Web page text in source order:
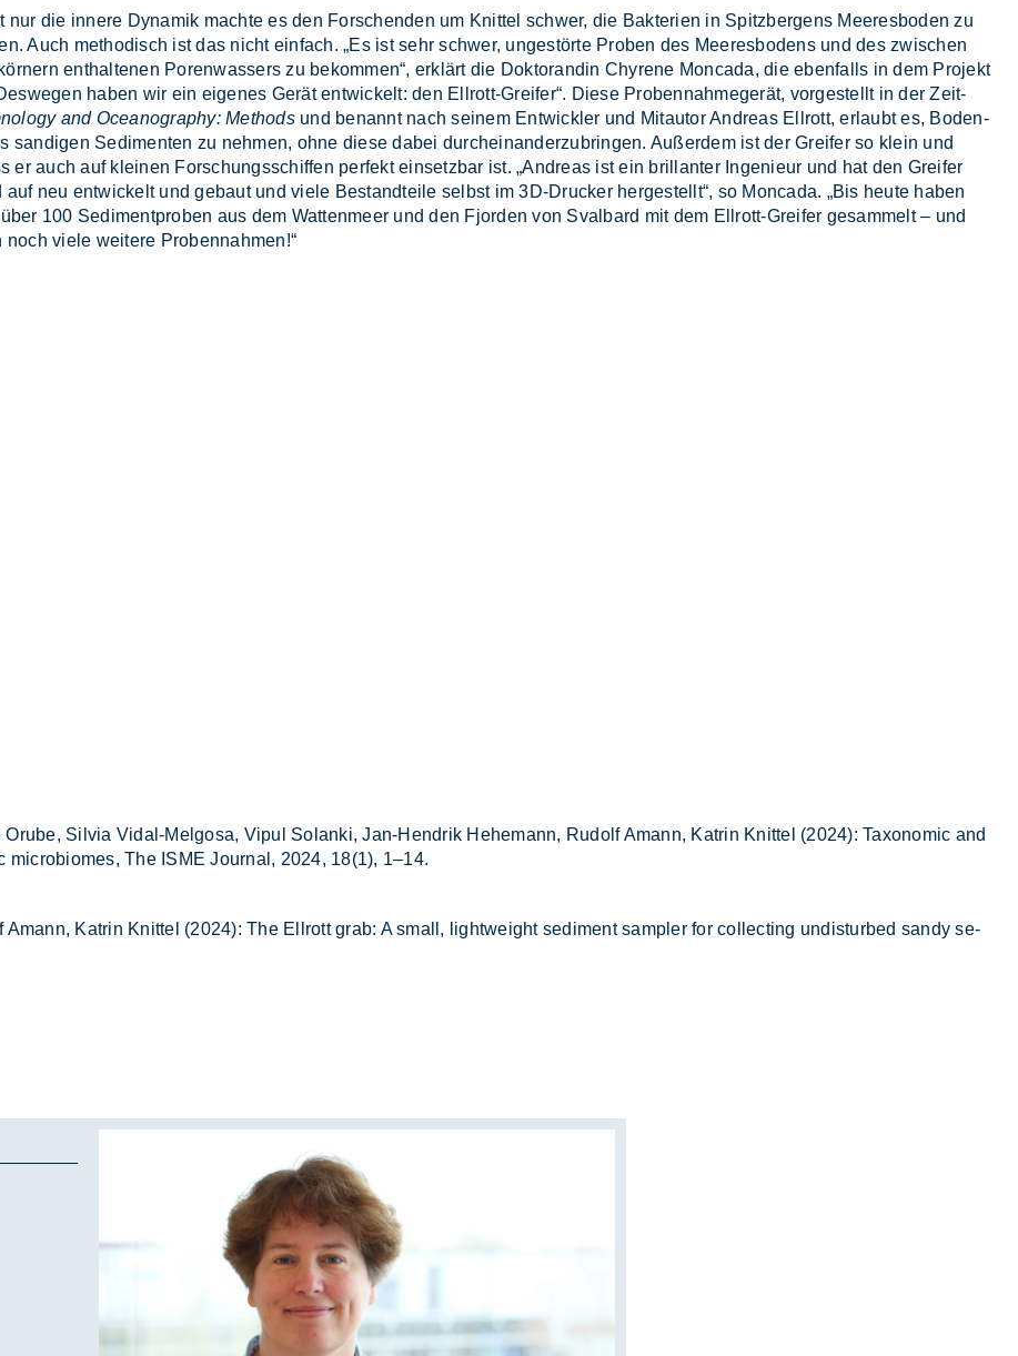
nur die in­ne­re Dy­na­mik mach­te es den For­schen­den um Knit­tel schwer, die Bak­te­ri­en in Spitz­ber­gens Mee­res­bo­den zu
Auch me­tho­disch ist das nicht ein­fach. „Es ist sehr schwer, un­ge­stör­te Pro­ben des Mee­res­bo­dens und des zwi­schen
ent­hal­te­nen Po­ren­was­sers zu be­kom­men“, er­klärt die Dok­to­ran­din Chy­re­ne Mon­ca­da, die eben­falls in dem Pro­jekt
ha­ben wir ein ei­ge­nes Ge­rät ent­wi­ckelt: den Ell­rott-Grei­fer“. Die­se Pro­ben­nah­me­ge­rät, vor­ge­stellt in der Zeit­
and Oceanography: Methodsund be­nannt nach sei­nem Ent­wick­ler und Mit­au­tor An­dre­as Ell­rott, er­laubt es, Bo­den­
san­di­gen Se­di­men­ten zu neh­men, ohne die­se da­bei durch­ein­an­der­zu­brin­gen. Au­ßer­dem ist der Grei­fer so klein und
er auch auf klei­nen For­schungs­schif­fen per­fekt ein­setz­bar ist. „An­dre­as ist ein bril­lan­ter In­ge­nieur und hat den Grei­fer
auf neu ent­wi­ckelt und ge­baut und vie­le Be­stand­tei­le selbst im 3D-Dru­cker her­ge­stellt“, so Mon­ca­da. „Bis heu­te ha­ben
100 Se­di­ment­pro­ben aus dem Wat­ten­meer und den Fjor­den von Sval­bard mit dem Ell­rott-Grei­fer ge­sam­melt – und
noch vie­le wei­te­re Pro­ben­nah­men!“
Sil­via Vi­dal-Mel­go­sa, Vi­pul So­lan­ki, Jan-Hen­drik Hehe­mann, Ru­dolf Amann, Kat­rin Knit­tel (2024): Ta­xo­no­mic and
The ISME Jour­nal, 2024, 18(1), 1–14.
Kat­rin Knit­tel (2024): The Ell­rott grab: A small, light­weight se­di­ment sam­pler for collec­ting un­dis­tur­bed san­dy se­